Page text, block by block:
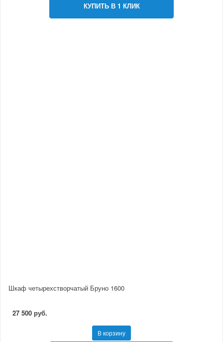
КУПИТЬ В 1 КЛИК
Шкаф четырехстворчатый Бруно 1600
27 500 руб.
В корзину